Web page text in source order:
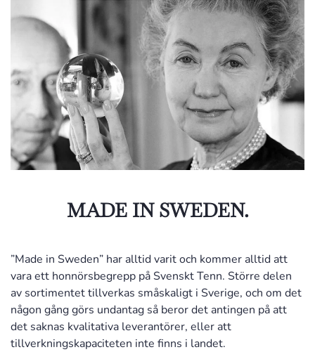
MADE IN SWEDEN.
”Made in Sweden” har alltid varit och kommer alltid att
vara ett honnörsbegrepp på Svenskt Tenn. Större delen
av sortimentet tillverkas småskaligt i Sverige, och om det
någon gång görs undantag så beror det antingen på att
det saknas kvalitativa leverantörer, eller att
tillverkningskapaciteten inte finns i landet.